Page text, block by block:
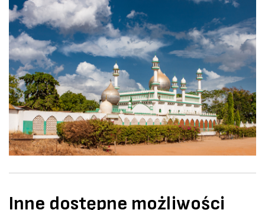
Inne dostępne możliwości